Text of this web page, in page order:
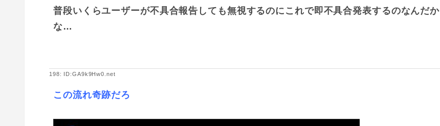
普段いくらユーザーが不具合報告しても無視するのにこれで即不具合発表するのなんだか
な…
198: ID:GA9k9Hw0.net
この流れ奇跡だろ